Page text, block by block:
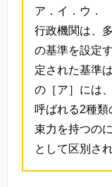
ア．イ．ウ．
行政機関は、
の基準を設定
定された基準
の［ア］には
呼ばれる2種
束力を持つの
として区別さ